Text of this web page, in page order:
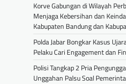
Korve Gabungan di Wilayah
Menjaga Kebersihan dan
Kabupaten Bandung dan
Polda Jabar Bongkar Kasus
Pelaku Cari Engagement dan
Polisi Tangkap 2 Pria
Unggahan Palsu Soal